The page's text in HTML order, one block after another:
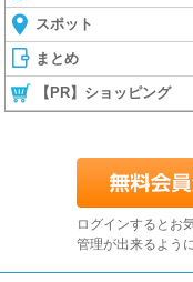
スポット
まとめ
【PR】ショッピング
ログインするとお
管理が出来るよう